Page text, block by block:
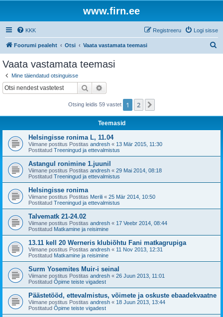
www.firn.ee
KKK Logi sisse
Registreeru
Foorumi pealeht Otsi Vaata vastamata teemasi
Vaata vastamata teemasi
Mine täiendatud otsinguisse
Otsi
Otsing leidis 59 vastet 1 2
Teemasid
Helsingisse ronima L, 11.04
Viimane postitus Postitas andresh « 13 Mär 2015, 11:30
Postitatud Treeningud ja ettevalmistus
Astangul ronimine 1.juunil
Viimane postitus Postitas andresh « 29 Mai 2014, 08:18
Postitatud Treeningud ja ettevalmistus
Helsingisse ronima
Viimane postitus Postitas Merili « 25 Mär 2014, 10:50
Postitatud Treeningud ja ettevalmistus
Talvematk 21-24.02
Viimane postitus Postitas andresh « 17 Veebr 2014, 08:44
Postitatud Matkamine ja reisimine
13.11 kell 20 Werneris klubiõhtu Fani matkagrupiga
Viimane postitus Postitas andresh « 11 Nov 2013, 12:31
Postitatud Matkamine ja reisimine
Surm Yosemites Muir-i seinal
Viimane postitus Postitas andresh « 26 Juun 2013, 11:01
Postitatud Õpime teiste vigadest
Päästetööd, ettevalmistus, võimete ja oskuste ebaadekvaatne
Viimane postitus Postitas andresh « 18 Juun 2013, 13:44
Postitatud Õpime teiste vigadest